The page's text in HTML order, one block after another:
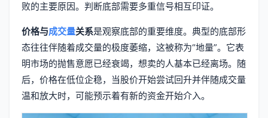
败的主要原因。判断底部需要多重信号相互印证。
价格与成交量关系是观察底部的重要维度。典型的底部形
态往往伴随着成交量的极度萎缩，这被称为“地量”。它表
明市场的抛售意愿已经衰竭，想卖的人基本已经离场。随
后，价格在低位企稳，当股价开始尝试回升并伴随成交量
温和放大时，可能预示着有新的资金开始介入。